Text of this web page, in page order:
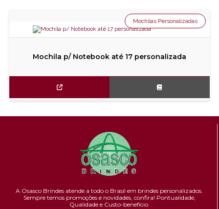
Mochila p/ Notebook até 17 personalizada
Mochilas Personalizadas
A Osasco Brindes atende a todo o Brasil em brindes personalizados.
Sempre temos promoções e novidades, confira! Pontualidade,
Qualidade e Custo-benefício.